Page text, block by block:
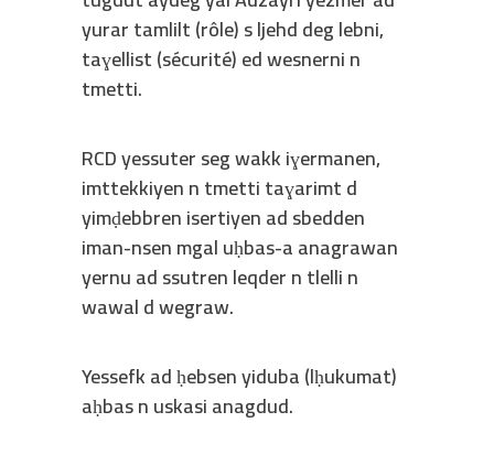
yurar tamlilt (rôle) s ljehd deg lebni,
taɣellist (sécurité) ed wesnerni n
tmetti.
RCD yessuter seg wakk iɣermanen,
imttekkiyen n tmetti taɣarimt d
yimḍebbren isertiyen ad sbedden
iman-nsen mgal uḥbas-a anagrawan
yernu ad ssutren leqder n tlelli n
wawal d wegraw.
Yessefk ad ḥebsen yiduba (lḥukumat)
aḥbas n uskasi anagdud.